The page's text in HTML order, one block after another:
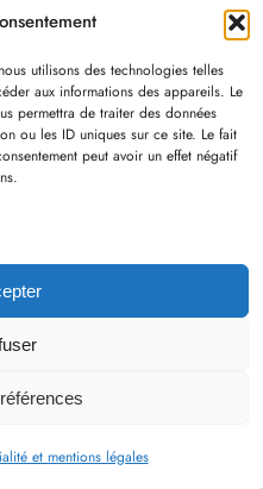
utilisons des technologies telles
aux informations des appareils. Le
permettra de traiter des données
ou les ID uniques sur ce site. Le fait
peut avoir un effet négatif
et mentions légales
réelle
et une
les machines ne
de véritable
des corrélations de
IA peuvent imiter
des réponses
textuelles.